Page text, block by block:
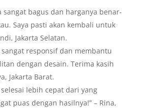
sangat bagus dan harganya benar-
Saya pasti akan kembali untuk
Jakarta Selatan.
sangat responsif dan membantu
dengan desain. Terima kasih
Jakarta Barat.
selesai lebih cepat dari yang
puas dengan hasilnya!” – Rina,